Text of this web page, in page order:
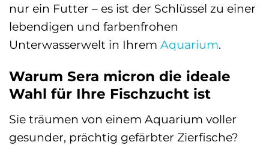
nur ein Futter – es ist der Schlüssel zu einer
lebendigen und farbenfrohen
Unterwasserwelt in Ihrem Aquarium.
Warum Sera micron die ideale
Wahl für Ihre Fischzucht ist
Sie träumen von einem Aquarium voller
gesunder, prächtig gefärbter Zierfische?